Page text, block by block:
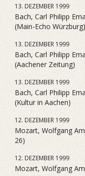
13. DEZEMBER 1999
Bach, Carl Philipp
(Main-Echo Würzburg)
13. DEZEMBER 1999
Bach, Carl Philipp
(Aachener Zeitung)
13. DEZEMBER 1999
Bach, Carl Philipp
(Kultur in Aachen)
12. DEZEMBER 1999
Mozart, Wolfgang
26)
12. DEZEMBER 1999
Mozart, Wolfgang